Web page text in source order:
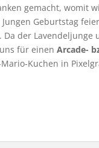
gemacht, womit
Geburtstag
der
für einen Arcade-
Kuchen in